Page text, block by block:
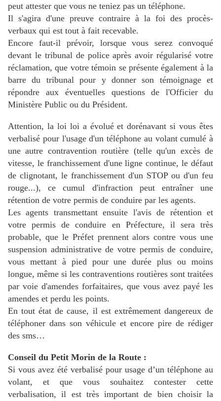
peut attester que vous ne teniez pas un téléphone.
Il s'agira d'une preuve contraire à la foi des procès-
verbaux qui est tout à fait recevable.
Encore faut-il prévoir, lorsque vous serez convoqué
devant le tribunal de police après avoir régularisé votre
réclamation, que votre témoin se présente également à la
barre du tribunal pour y donner son témoignage et
répondre aux éventuelles questions de l'Officier du
Ministère Public ou du Président.
Attention, la loi loi a évolué et dorénavant si vous êtes
verbalisé pour l'usage d'un téléphone au volant cumulé à
une autre contravention routière (telle qu'un excès de
vitesse, le franchissement d'une ligne continue, le défaut
de clignotant, le franchissement d'un STOP ou d'un feu
rouge...), ce cumul d'infraction peut entraîner une
rétention de votre permis de conduire par les agents.
Les agents transmettant ensuite l'avis de rétention et
votre permis de conduire en Préfecture, il sera très
probable, que le Préfet prennent alors contre vous une
suspension administrative de votre permis de conduire,
vous mettant à pied pour une durée plus ou moins
longue, même si les contraventions routières sont traitées
par voie d'amendes forfaitaires, que vous avez payé les
amendes et perdu les points.
En tout état de cause, il est extrêmement dangereux de
téléphoner dans son véhicule et encore pire de rédiger
des sms…
Conseil du Petit Morin de la Route :
Si vous avez été verbalisé pour usage d’un téléphone au
volant, et que vous souhaitez contester cette
verbalisation, il est très important de bien choisir la